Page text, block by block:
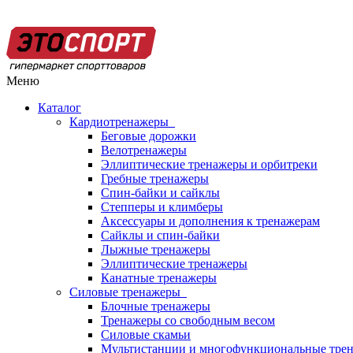
Меню
Каталог
Кардиотренажеры
Беговые дорожки
Велотренажеры
Эллиптические тренажеры и орбитреки
Гребные тренажеры
Спин-байки и сайклы
Степперы и климберы
Аксессуары и дополнения к тренажерам
Сайклы и спин-байки
Лыжные тренажеры
Эллиптические тренажеры
Канатные тренажеры
Силовые тренажеры
Блочные тренажеры
Тренажеры со свободным весом
Силовые скамьи
Мультистанции и многофункциональные